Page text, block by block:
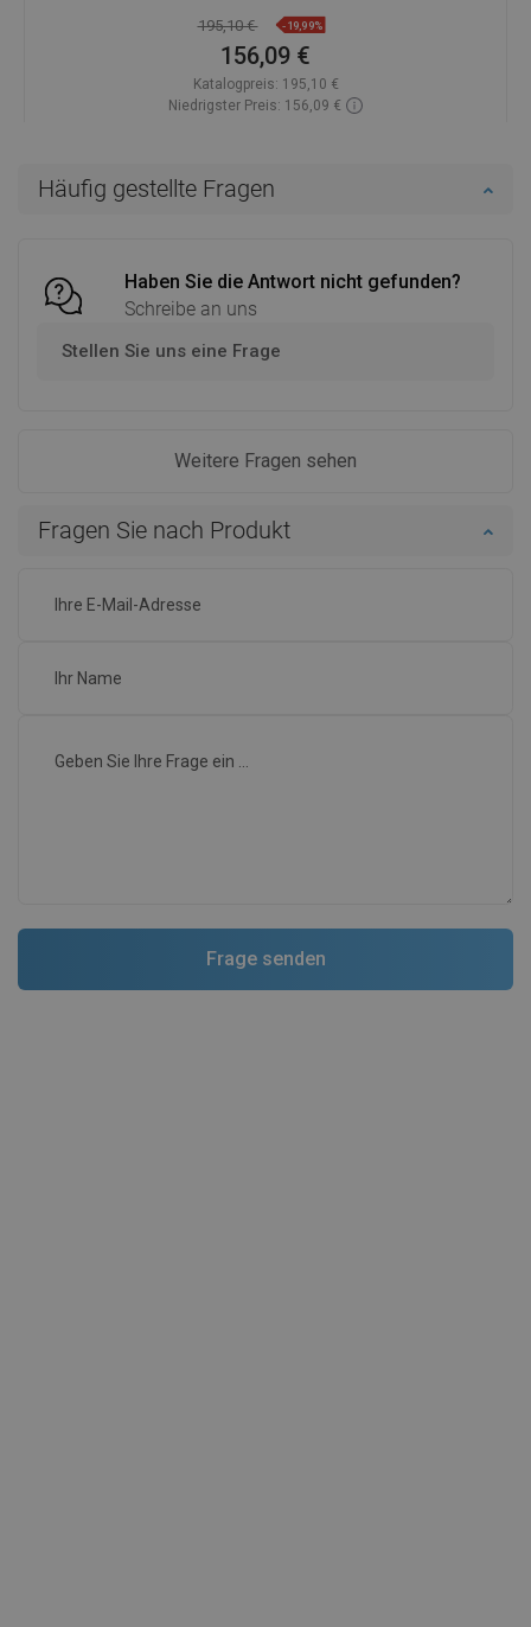
Häufig gestellte Fragen
Haben Sie die Antwort nicht gefunden?
Schreibe an uns
Stellen Sie uns eine Frage
Weitere Fragen sehen
Fragen Sie nach Produkt
195,10 € -19,99%
156,09 €
Katalogpreis: 195,10 €
Niedrigster Preis: 156,09 €
In den Warenkorb